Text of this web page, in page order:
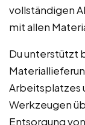
vollständigen
mit allen
Du unterstützt
Arbeitsplatzes
Werkzeugen
Entsorgung